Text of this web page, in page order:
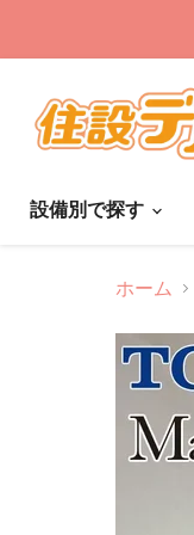
設備別で探す
ホーム